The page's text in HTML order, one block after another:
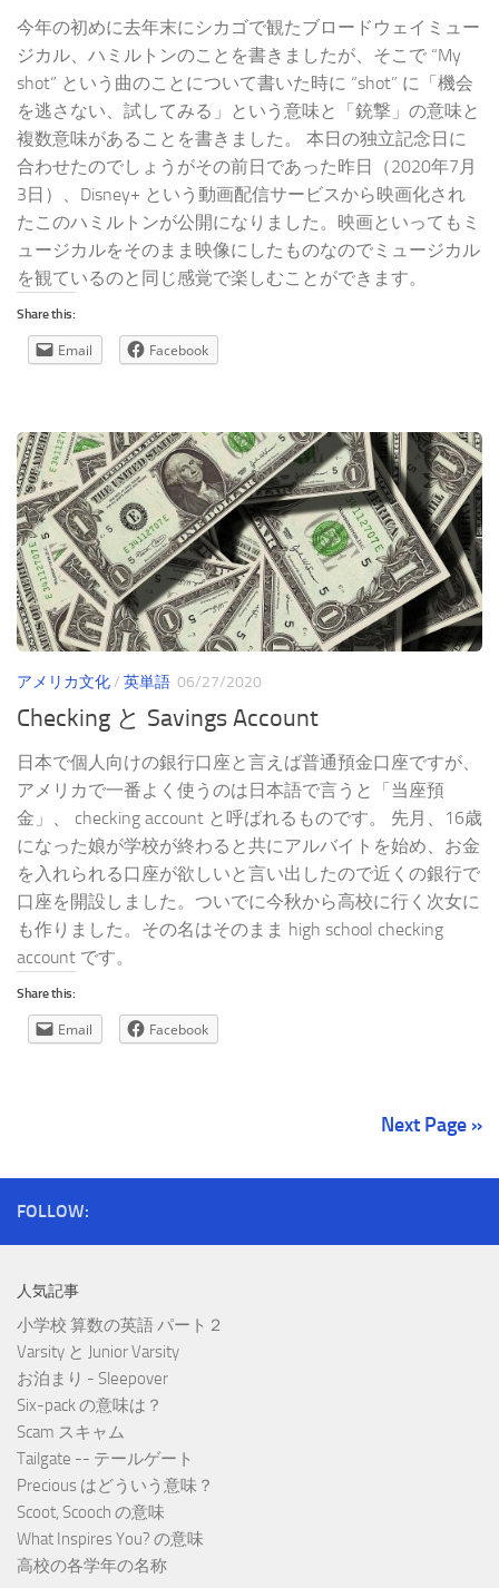
今年の初めに去年末にシカゴで観たブロードウェイミュー
ジカル、ハミルトンのことを書きましたが、そこで “My
shot” という曲のことについて書いた時に “shot” に「機会
を逃さない、試してみる」という意味と「銃撃」の意味と
複数意味があることを書きました。 本日の独立記念日に
合わせたのでしょうがその前日であった昨日（2020年7月
3日）、Disney+ という動画配信サービスから映画化され
たこのハミルトンが公開になりました。映画といってもミ
ュージカルをそのまま映像にしたものなのでミュージカル
を観ているのと同じ感覚で楽しむことができます。
Share this:
Email Facebook
アメリカ文化/ 英単語 06/27/2020
Checking と Savings Account
日本で個人向けの銀行口座と言えば普通預金口座ですが、
アメリカで一番よく使うのは日本語で言うと「当座預
金」、 checking account と呼ばれるものです。 先月、16歳
になった娘が学校が終わると共にアルバイトを始め、お金
を入れられる口座が欲しいと言い出したので近くの銀行で
口座を開設しました。ついでに今秋から高校に行く次女に
も作りました。その名はそのまま high school checking
account です。
Share this:
Email Facebook
Next Page »
FOLLOW:
人気記事
小学校 算数の英語 パート２
Varsity と Junior Varsity
お泊まり - Sleepover
Six-pack の意味は？
Scam スキャム
Tailgate -- テールゲート
Precious はどういう意味？
Scoot, Scooch の意味
What Inspires You? の意味
高校の各学年の名称